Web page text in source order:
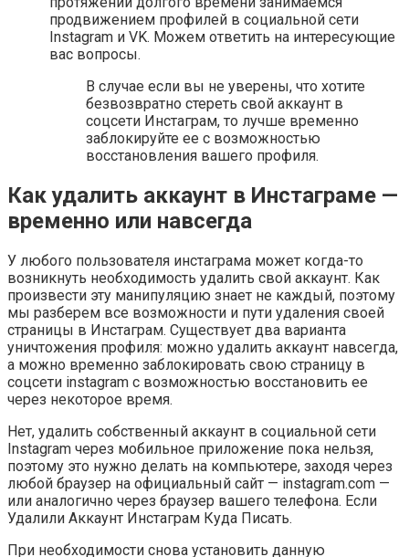
продвижением профилей в социальной сети
Instagram и VK. Можем ответить на интересующие
вас вопросы.
В случае если вы не уверены, что хотите
безвозвратно стереть свой аккаунт в
соцсети Инстаграм, то лучше временно
заблокируйте ее с возможностью
восстановления вашего профиля.
Как удалить аккаунт в Инстаграме —
временно или навсегда
У любого пользователя инстаграма может когда-то
возникнуть необходимость удалить свой аккаунт. Как
произвести эту манипуляцию знает не каждый, поэтому
мы разберем все возможности и пути удаления своей
страницы в Инстаграм. Существует два варианта
уничтожения профиля: можно удалить аккаунт навсегда,
а можно временно заблокировать свою страницу в
соцсети instagram с возможностью восстановить ее
через некоторое время.
Нет, удалить собственный аккаунт в социальной сети
Instagram через мобильное приложение пока нельзя,
поэтому это нужно делать на компьютере, заходя через
любой браузер на официальный сайт — instagram.com —
или аналогично через браузер вашего телефона. Если
Удалили Аккаунт Инстаграм Куда Писать.
При необходимости снова установить данную